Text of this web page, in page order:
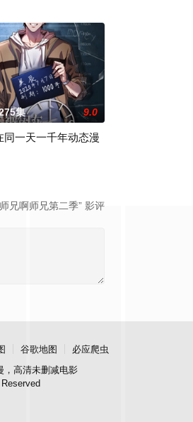
也结识了
！东方桃子与伙伴们一边为救治师父森木宇冲
集 9.0
同一天一千年动态漫
兄啊师兄第二季” 影评
谷歌地图
必应爬虫
，高清未删减电影